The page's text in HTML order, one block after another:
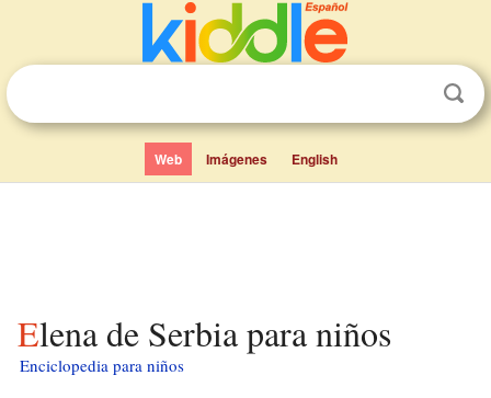
Web Imágenes English
Elena de Serbia para niños
Enciclopedia para niños